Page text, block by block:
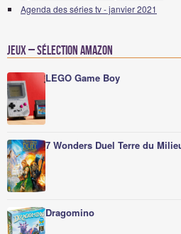
Agenda des séries tv - janvier 2021
Jeux – Sélection Amazon
LEGO Game Boy
7 Wonders Duel Terre du
Dragomino